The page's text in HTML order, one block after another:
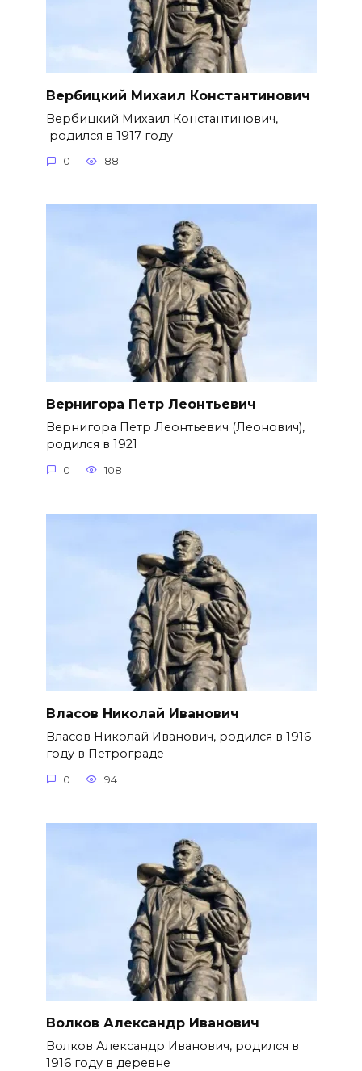
Вербицкий Михаил Константинович
Вербицкий Михаил Константинович,
родился в 1917 году
0 88
Вернигора Петр Леонтьевич
Вернигора Петр Леонтьевич (Леонович),
родился в 1921
0 108
Власов Николай Иванович
Власов Николай Иванович, родился в 1916
году в Петрограде
0 94
Волков Александр Иванович
Волков Александр Иванович, родился в
1916 году в деревне